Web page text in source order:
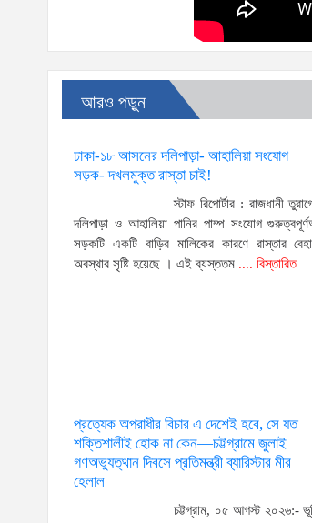
আরও পড়ুন
ঢাকা-১৮ আসনের দলিপাড়া- আহালিয়া সংযোগ
সড়ক- দখলমুক্ত রাস্তা চাই!
স্টাফ রিপোর্টার : রাজধানী
দলিপাড়া ও আহালিয়া পানির পাম্প সংযোগ
সড়কটি একটি বাড়ির মালিকের কারণে রাস্তার
অবস্থার সৃষ্টি হয়েছে । এই ব্যস্ততম .... বিস্তারিত
প্রত্যেক অপরাধীর বিচার এ দেশেই হবে, সে যত
শক্তিশালীই হোক না কেন—চট্টগ্রামে জুলাই
গণঅভ্যুত্থান দিবসে প্রতিমন্ত্রী ব্যারিস্টার মীর
হেলাল
চট্টগ্রাম, ০৫ আগস্ট ২০২৬:-